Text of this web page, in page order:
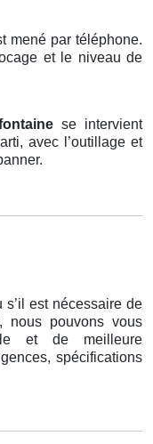
mené par téléphone.
et le niveau de
se intervient
avec l’outillage et
est nécessaire de
nous pouvons vous
et de meilleure
spécifications